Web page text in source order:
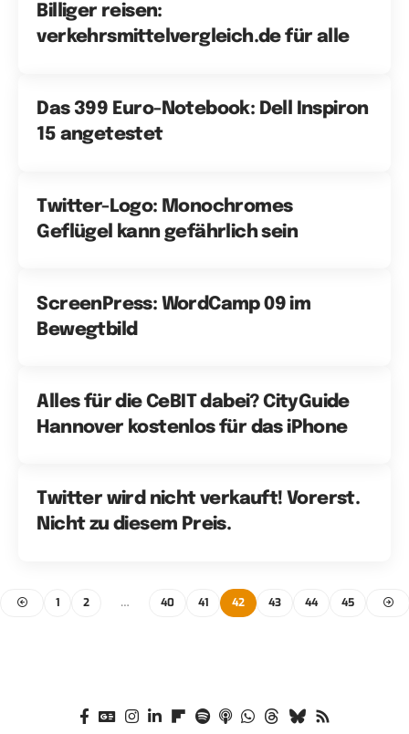
Billiger reisen:
verkehrsmittelvergleich.de für alle
Das 399 Euro-Notebook: Dell Inspiron
15 angetestet
Twitter-Logo: Monochromes
Geflügel kann gefährlich sein
ScreenPress: WordCamp 09 im
Bewegtbild
Alles für die CeBIT dabei? CityGuide
Hannover kostenlos für das iPhone
Twitter wird nicht verkauft! Vorerst.
Nicht zu diesem Preis.
1 2 … 40 41 42 43 44 45